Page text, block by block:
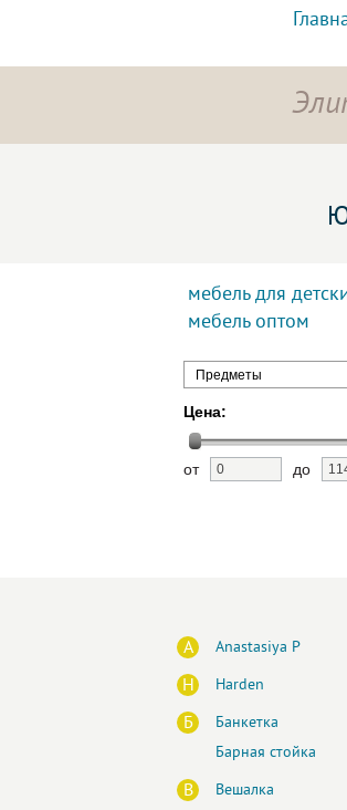
мебель для
мебель оптом
Предметы
Цена:
от до
A Anastasiya P
H Harden
Б
Банкетка
Барная стойка
В
Вешалка